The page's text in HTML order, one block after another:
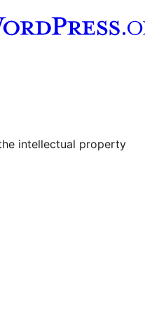
channel
Tumblr account
intellectual property